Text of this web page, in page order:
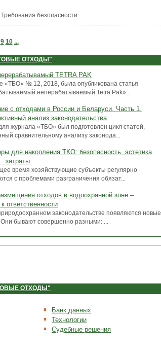
безопасности
9 10 ...
ОТХОДЫ"
TETRA PAK
«ТБО» № 12, 2018, была опубликована статья
неперабатываемый Tetra Pak»...
с отходами в России и Беларуси. Часть 1.
анализ законодательства
журнала «ТБО» был подготовлен цикл статей,
сравнительному анализу законода...
для накопления ТКО: безопасность, эстетика
затраты
время хозяйствующие субъекты регулярно
с проблемами разграничения обязат...
отходов в водоохранной зоне –
к ответственности
законодательстве появляются новые
бывают совершенно разными: ...
ОТХОДЫ"
Банк данных
Технологии
Судебные решения